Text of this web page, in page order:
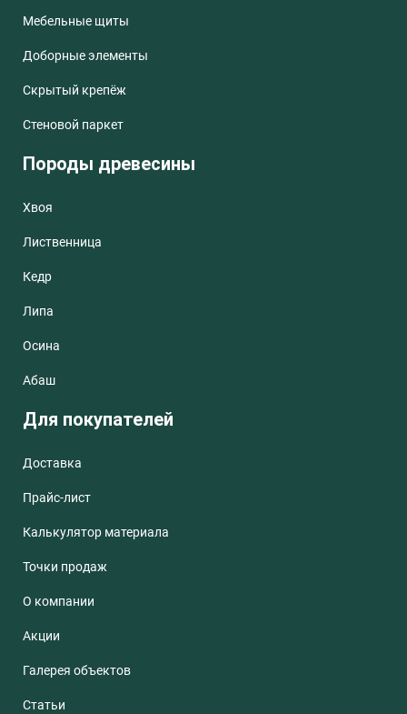
Мебельные щиты
Доборные элементы
Скрытый крепёж
Стеновой паркет
Породы древесины
Хвоя
Лиственница
Кедр
Липа
Осина
Абаш
Для покупателей
Доставка
Прайс-лист
Калькулятор материала
Точки продаж
О компании
Акции
Галерея объектов
Статьи